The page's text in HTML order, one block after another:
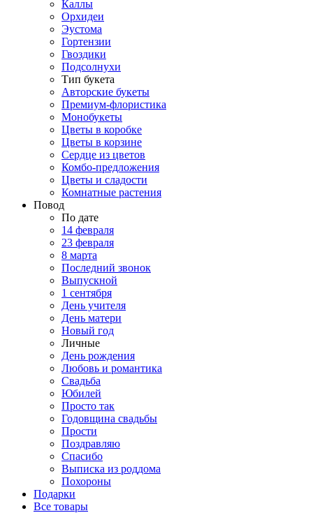
Каллы
Орхидеи
Эустома
Гортензии
Гвоздики
Подсолнухи
Тип букета
Авторские букеты
Премиум-флористика
Монобукеты
Цветы в коробке
Цветы в корзине
Сердце из цветов
Комбо-предложения
Цветы и сладости
Комнатные растения
Повод
По дате
14 февраля
23 февраля
8 марта
Последний звонок
Выпускной
1 сентября
День учителя
День матери
Новый год
Личные
День рождения
Любовь и романтика
Свадьба
Юбилей
Просто так
Годовщина свадьбы
Прости
Поздравляю
Спасибо
Выписка из роддома
Похороны
Подарки
Все товары